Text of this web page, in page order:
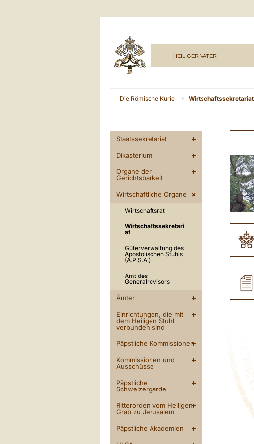
HEILIGER VATER
Die Römische Kurie Wirtschaftssekretariat
Staatssekretariat
Dikasterium
Organe der
Gerichtsbarkeit
Wirtschaftliche Organe
Wirtschaftsrat
Wirtschaftssekretari
at
Güterverwaltung des
Apostolischen Stuhls
(A.P.S.A.)
Amt des
Generalrevisors
Ämter
Einrichtungen, die mit
dem Heiligen Stuhl
verbunden sind
Päpstliche Kommissionen
Kommissionen und
Ausschüsse
Päpstliche
Schweizergarde
Ritterorden vom Heiligen
Grab zu Jerusalem
Päpstliche Akademien